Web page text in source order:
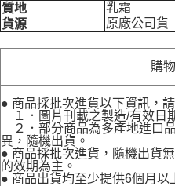
質地
乳霜
貨源
原廠公司貨
購
● 商品採批次進貨以下資訊，
１．圖片刊載之製造/有效日
２．部分商品為多產地進口
異，隨機出貨。
● 商品採批次進貨，隨機出貨
的效期為主。
● 商品出貨均至少提供6個月以